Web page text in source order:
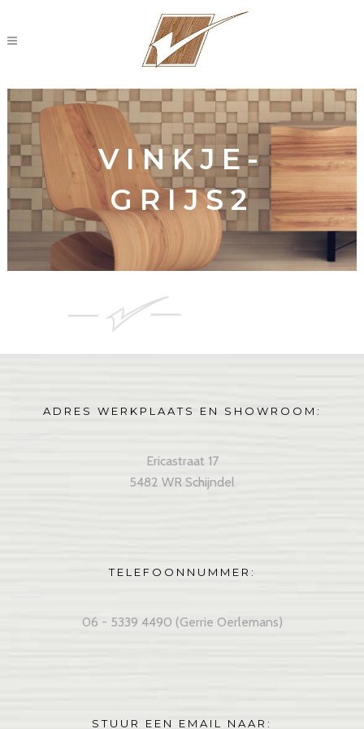
VINKJE-
GRIJS2
ADRES WERKPLAATS EN SHOWROOM:
Ericastraat 17
5482 WR Schijndel
TELEFOONNUMMER:
06 - 5339 4490 (Gerrie Oerlemans)
STUUR EEN EMAIL NAAR: